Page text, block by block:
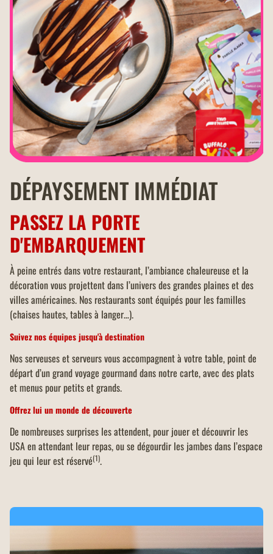
DÉPAYSEMENT IMMÉDIAT
PASSEZ LA PORTE
D'EMBARQUEMENT
À peine entrés dans votre restaurant, l’ambiance chaleureuse et la
décoration vous projettent dans l’univers des grandes plaines et des
villes américaines. Nos restaurants sont équipés pour les familles
(chaises hautes, tables à langer…).
Suivez nos équipes jusqu'à destination
Nos serveuses et serveurs vous accompagnent à votre table, point de
départ d’un grand voyage gourmand dans notre carte, avec des plats
et menus pour petits et grands.
Offrez lui un monde de découverte
De nombreuses surprises les attendent, pour jouer et découvrir les
USA en attendant leur repas, ou se dégourdir les jambes dans l’espace
jeu qui leur est réservé(1).